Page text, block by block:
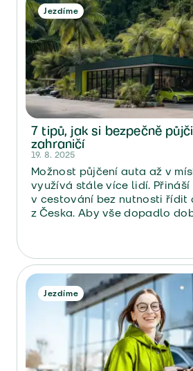
Jezdíme
7 tipů, jak si bezpečně
zahraničí
19. 8. 2025
Možnost půjčení auta až v
využívá stále více lidí.
v cestování bez nutnosti řídit
z Česka. Aby vše dopadlo
proto 7 tipů, jak se při
co si pohlídat.
Jezdíme